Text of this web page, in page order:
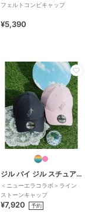
フェルトコンビキャップ
¥5,390
ジル バイ ジル スチュアート
＜ニューエラコラボ＞ライン
ストーンキャップ
¥7,920 予約